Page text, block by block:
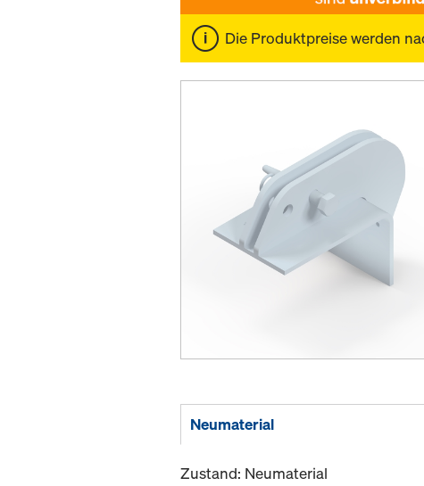
Die Produktpreise werden
Neumaterial
Zustand: Neumaterial